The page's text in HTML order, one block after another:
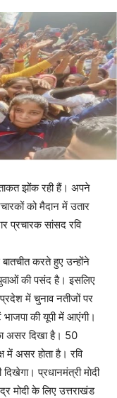
झोंक रही हैं। अपने
को मैदान में उतार
प्रचारक सांसद रवि
करते हुए उन्होंने
की पसंद है। इसलिए
में चुनाव नतीजों पर
की यूपी में आएंगी।
असर दिखा है। 50
में असर होता है। रवि
प्रधानमंत्री माेदी
मोदी के लिए उत्तराखंड